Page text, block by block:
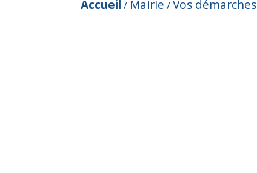
Accueil / Mairie /Vos démarches